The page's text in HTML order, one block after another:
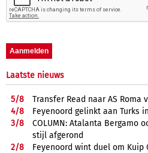
Laatste nieuws
5/8
Transfer Read naar AS Roma
4/8
Feyenoord gelinkt aan Turks
3/8
COLUMN: Atalanta Bergamo
stijl afgerond
2/8
Feyenoord wint duel om Kuip